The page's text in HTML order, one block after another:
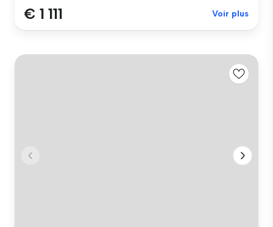
€ 1 111 Voir plus